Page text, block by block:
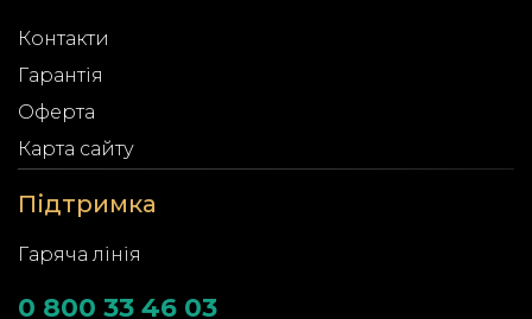
Контакти
Гарантія
Оферта
Карта сайту
Підтримка
Гаряча лінія
0 800 33 46 03